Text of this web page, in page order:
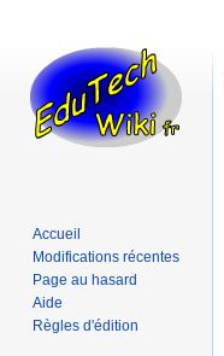
Accueil
Modifications récentes
Page au hasard
Aide
Règles d'édition